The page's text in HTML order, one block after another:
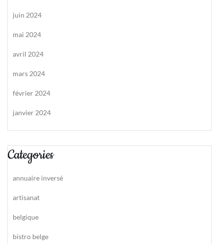
juin 2024
mai 2024
avril 2024
mars 2024
février 2024
janvier 2024
Categories
annuaire inversé
artisanat
belgique
bistro belge